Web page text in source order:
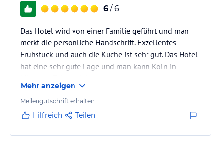
6 / 6
Das Hotel wird von einer Familie geführt und man
merkt die persönliche Handschrift. Exzellentes
Frühstück und auch die Küche ist sehr gut. Das Hotel
hat eine sehr gute Lage und man kann Köln in
Mehr anzeigen
Meilengutschrift erhalten
Hilfreich Teilen